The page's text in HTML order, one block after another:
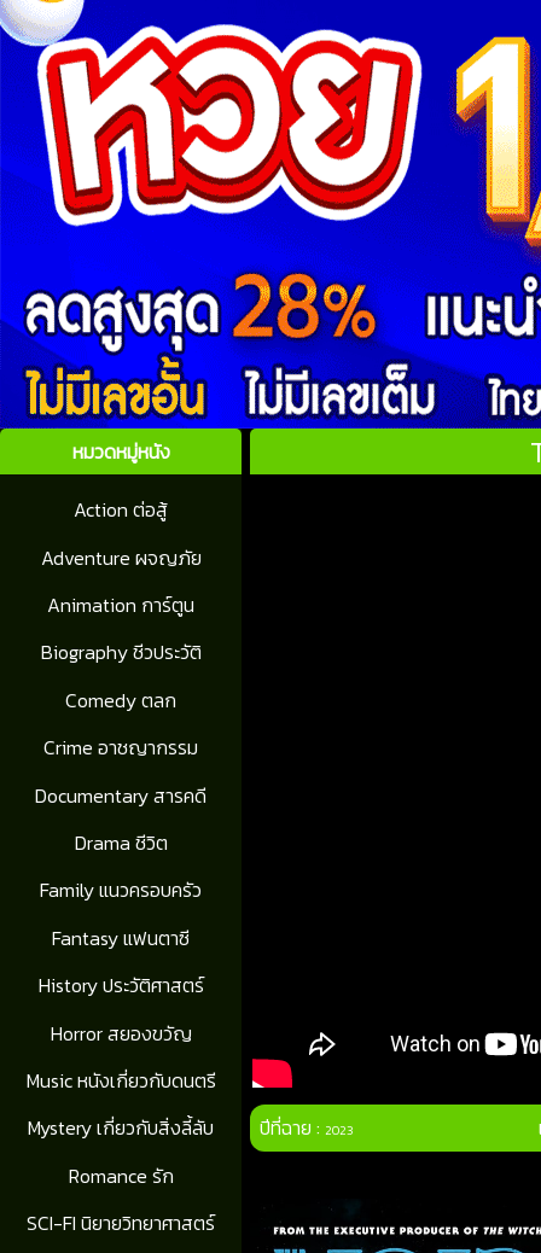
หมวดหมู่หนัง
Action ต่อสู้
Adventure ผจญภัย
Animation การ์ตูน
Biography ชีวประวัติ
Comedy ตลก
Crime อาชญากรรม
Documentary สารคดี
Drama ชีวิต
Family แนวครอบครัว
Fantasy แฟนตาซี
History ประวัติศาสตร์
Horror สยองขวัญ
Music หนังเกี่ยวกับดนตรี
Mystery เกี่ยวกับสิ่งลี้ลับ
Romance รัก
SCI-FI นิยายวิทยาศาสตร์
ปีที่ฉาย :2023